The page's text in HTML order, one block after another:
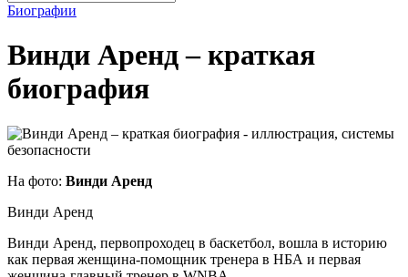
Биографии
Винди Аренд – краткая
биография
На фото: Винди Аренд
Винди Аренд
Винди Аренд, первопроходец в баскетбол, вошла в историю
как первая женщина-помощник тренера в НБА и первая